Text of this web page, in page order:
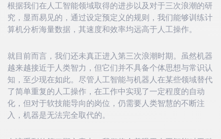
根据我们在人工智能领域取得的进步以及对于三次浪潮的研
究，显而易见的，通过设定预定义的规则，我们能够训练计
算机分析海量数据，其速度和效率均远高于人工操作。
就目前而言，我们还未真正进入第三次浪潮时期。虽然机器
越来越接近于人类智力，但它们并不具备个体思想与常识认
知，至少现在如此。尽管人工智能与机器人在某些领域替代
了简单重复的人工操作，在工作中实现了一定程度的自动
化，但对于软技能导向的岗位，仍需要人类智慧的不断注
入，机器是无法完全取代的。